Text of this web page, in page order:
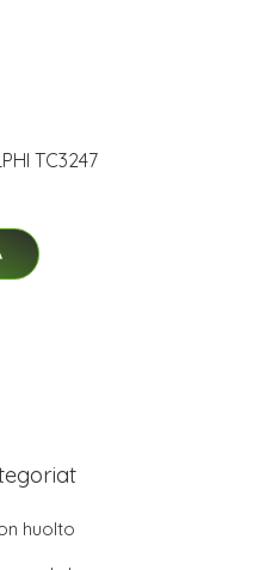
TC3247
huolto